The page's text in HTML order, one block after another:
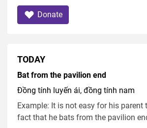
Donate
TODAY
Bat from the pavilion end
Đồng tính luyến ái, đồng tính nam
Example: It is not easy for his parent
fact that he bats from the pavilion